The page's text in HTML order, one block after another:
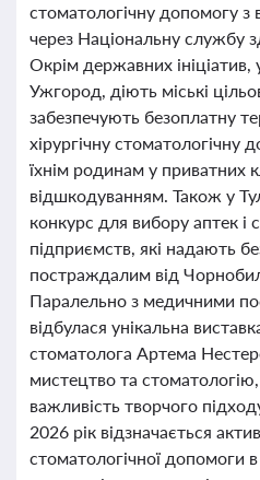
стоматологічну допомогу
через Національну службу
Окрім державних ініціатив,
Ужгород, діють міські
забезпечують безоплатну
хірургічну стоматологічну
їхнім родинам у приватних
відшкодуванням. Також у
конкурс для вибору аптек і
підприємств, які надають
постраждалим від
Паралельно з медичними
відбулася унікальна
стоматолога Артема
мистецтво та
важливість творчого
2026 рік відзначається
стоматологічної допомоги